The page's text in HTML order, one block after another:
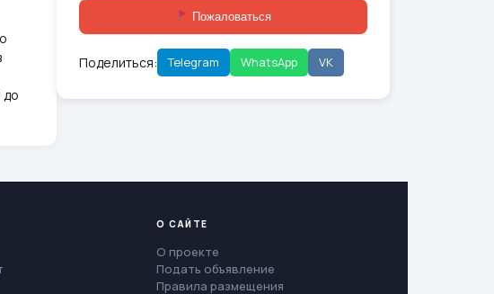
до
Пожаловаться
Поделиться: Telegram WhatsApp VK
О САЙТЕ
О проекте
Подать объявление
Правила размещения